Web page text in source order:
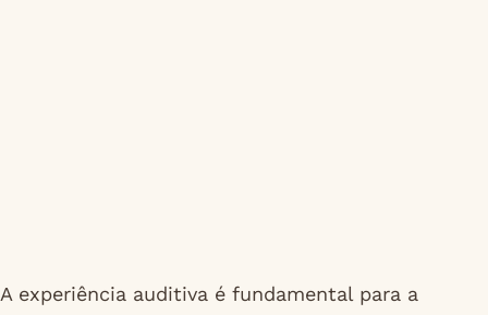
A experiência auditiva é fundamental para a